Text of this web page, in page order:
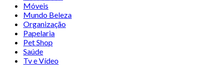
Móveis
Mundo Beleza
Organização
Papelaria
Pet Shop
Saúde
Tv e Vídeo